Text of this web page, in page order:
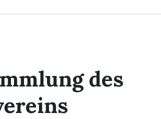
des